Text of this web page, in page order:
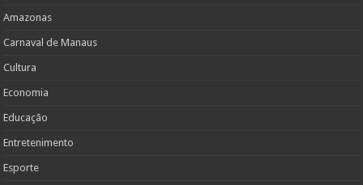
Amazonas
Carnaval de Manaus
Cultura
Economia
Educação
Entretenimento
Esporte